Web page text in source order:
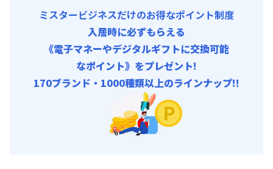
ミスタービジネスだけのお得なポイント制度
入居時に必ずもらえる
《電子マネーやデジタルギフトに交換可能
なポイント》をプレゼント!
170ブランド・1000種類以上のラインナップ!!